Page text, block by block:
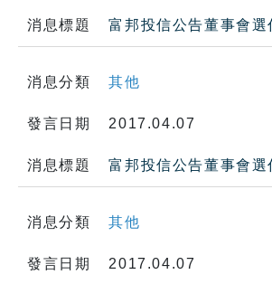
消息標題 富邦投信公告董事會選
消息分類 其他
發言日期 2017.04.07
消息標題 富邦投信公告董事會選
消息分類 其他
發言日期 2017.04.07